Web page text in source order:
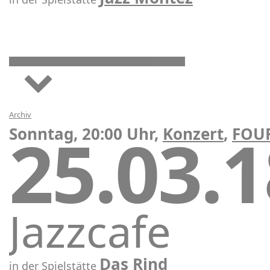
Archiv
Sonntag, 20:00 Uhr, Konzert,
Jazzcafe
in der Spielstätte Das Rind